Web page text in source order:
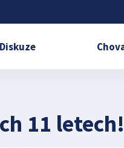
Diskuze
11 letech!